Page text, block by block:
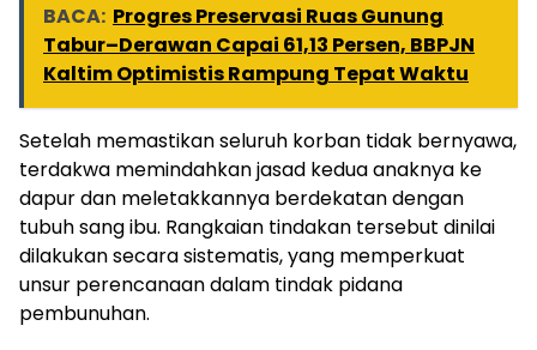
BACA: Progres Preservasi Ruas Gunung
Tabur–Derawan Capai 61,13 Persen, BBPJN
Kaltim Optimistis Rampung Tepat Waktu
Setelah memastikan seluruh korban tidak bernyawa,
terdakwa memindahkan jasad kedua anaknya ke
dapur dan meletakkannya berdekatan dengan
tubuh sang ibu. Rangkaian tindakan tersebut dinilai
dilakukan secara sistematis, yang memperkuat
unsur perencanaan dalam tindak pidana
pembunuhan.